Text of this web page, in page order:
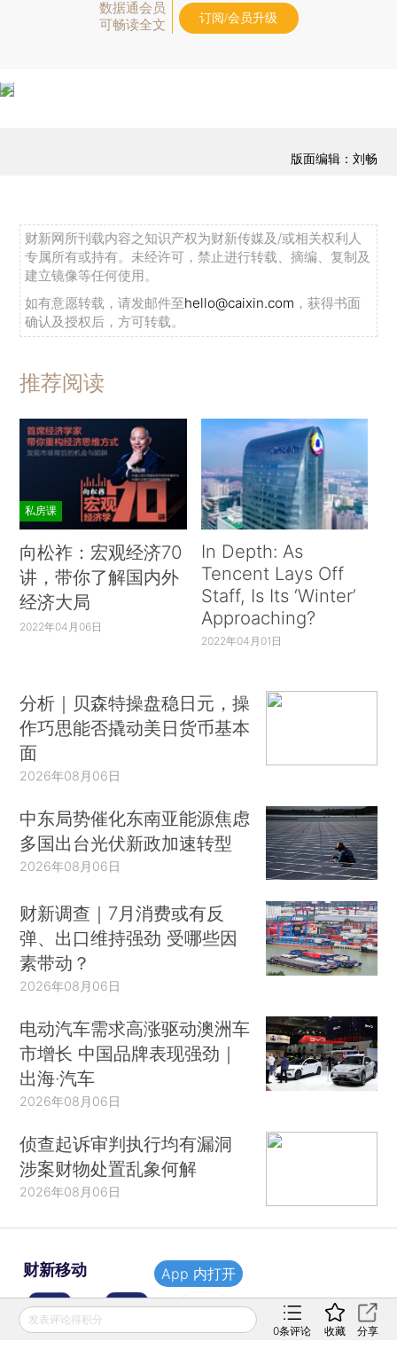
数据通会员
可畅读全文
订阅/会员升级
版面编辑：刘畅
财新网所刊载内容之知识产权为财新传媒及/或相关权利人
专属所有或持有。未经许可，禁止进行转载、摘编、复制及
建立镜像等任何使用。
如有意愿转载，请发邮件至hello@caixin.com ，获得书面
确认及授权后，方可转载。
推荐阅读
私房课
向松祚：宏观经济70
讲，带你了解国内外
经济大局
2022年04月06日
In Depth: As
Tencent Lays Off
Staff, Is Its ‘Winter’
Approaching?
2022年04月01日
分析｜贝森特操盘稳日元，操
作巧思能否撬动美日货币基本
面
2026年08月06日
中东局势催化东南亚能源焦虑
多国出台光伏新政加速转型
2026年08月06日
财新调查｜7月消费或有反
弹、出口维持强劲 受哪些因
素带动？
2026年08月06日
电动汽车需求高涨驱动澳洲车
市增长 中国品牌表现强劲｜
出海·汽车
2026年08月06日
侦查起诉审判执行均有漏洞
涉案财物处置乱象何解
2026年08月06日
财新移动
发表评论得积分
0条评论 收藏 分享
App 内打开